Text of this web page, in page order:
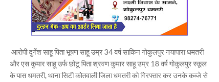
आरोपी दुर्गेश साहू पिता भूषण साहू उम्र 34 वर्ष साकिन गोकुलपुर नयापारा धमतरी
और एस कुमार साहू उर्फ छोटू पिता श्रवण कुमार साहू उम्र 18 वर्ष गोकुलपुर स्कूल
के पास धमतरी, थाना सिटी कोतवाली जिला धमतरी को गिरफ्तार कर उनके कब्जे से